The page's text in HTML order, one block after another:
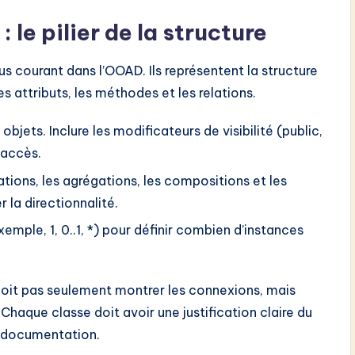
le pilier de la structure
courant dans l’OOAD. Ils représentent la structure
attributs, les méthodes et les relations.
Inclure les modificateurs de visibilité (public,
les agrégations, les compositions et les
la directionnalité.
1, 0..1, *) pour définir combien d’instances
pas seulement montrer les connexions, mais
classe doit avoir une justification claire du
documentation.